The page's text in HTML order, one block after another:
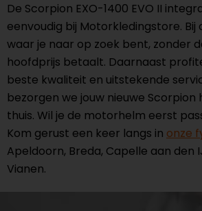
De Scorpion EXO-1400 EVO II
eenvoudig bij Motorkledingstore. Bij
waar je naar op zoek bent, zonder
hoofdprijs betaalt. Daarnaast
beste kwaliteit en uitstekende
bezorgen we jouw nieuwe Scorpion
thuis. Wil je de motorhelm eerst
Kom gerust een keer langs in onze
Apeldoorn, Breda, Capelle aan den
Vianen.